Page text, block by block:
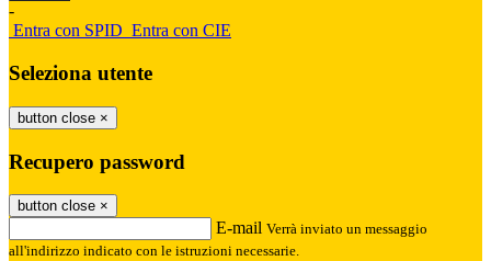
-
Entra con SPID Entra con CIE
Seleziona utente
button close ×
Recupero password
button close ×
E-mail Verrà inviato un messaggio
all'indirizzo indicato con le istruzioni necessarie.